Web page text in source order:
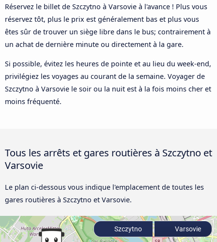
Réservez le billet de Szczytno à Varsovie à l'avance ! Plus vous
réservez tôt, plus le prix est généralement bas et plus vous
êtes sûr de trouver un siège libre dans le bus; contrairement à
un achat de dernière minute ou directement à la gare.
Si possible, évitez les heures de pointe et au lieu du week-end,
privilégiez les voyages au courant de la semaine. Voyager de
Szczytno à Varsovie le soir ou la nuit est à la fois moins cher et
moins fréquenté.
Tous les arrêts et gares routières à Szczytno et
Varsovie
Le plan ci-dessous vous indique l'emplacement de toutes les
gares routières à Szczytno et Varsovie.
Szczytno Varsovie